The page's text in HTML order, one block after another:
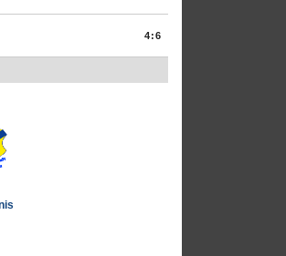
4:6